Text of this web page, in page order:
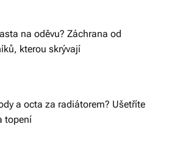
na oděvu? Záchrana od
kterou skrývají
a octa za radiátorem? Ušetříte
topení